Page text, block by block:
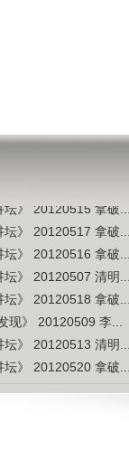
本月
坛》 20120515 拿破...
坛》 20120517 拿破...
坛》 20120516 拿破...
坛》 20120507 清明...
坛》 20120518 拿破...
现》 20120509 李...
坛》 20120513 清明...
坛》 20120520 拿破...